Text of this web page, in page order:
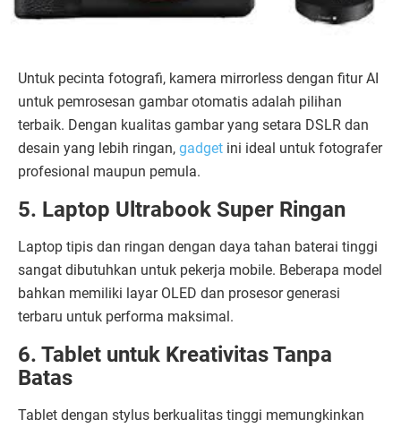
Untuk pecinta fotografi, kamera mirrorless dengan fitur AI
untuk pemrosesan gambar otomatis adalah pilihan
terbaik. Dengan kualitas gambar yang setara DSLR dan
desain yang lebih ringan, gadget ini ideal untuk fotografer
profesional maupun pemula.
5. Laptop Ultrabook Super Ringan
Laptop tipis dan ringan dengan daya tahan baterai tinggi
sangat dibutuhkan untuk pekerja mobile. Beberapa model
bahkan memiliki layar OLED dan prosesor generasi
terbaru untuk performa maksimal.
6. Tablet untuk Kreativitas Tanpa
Batas
Tablet dengan stylus berkualitas tinggi memungkinkan